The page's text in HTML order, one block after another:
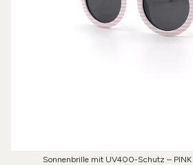
Sonnenbrille mit UV400-Schutz – PINK